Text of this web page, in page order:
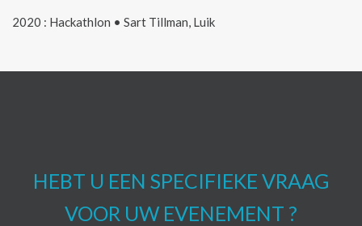
2020 : Hackathlon • Sart Tillman, Luik
HEBT U EEN SPECIFIEKE VRAAG
VOOR UW EVENEMENT ?